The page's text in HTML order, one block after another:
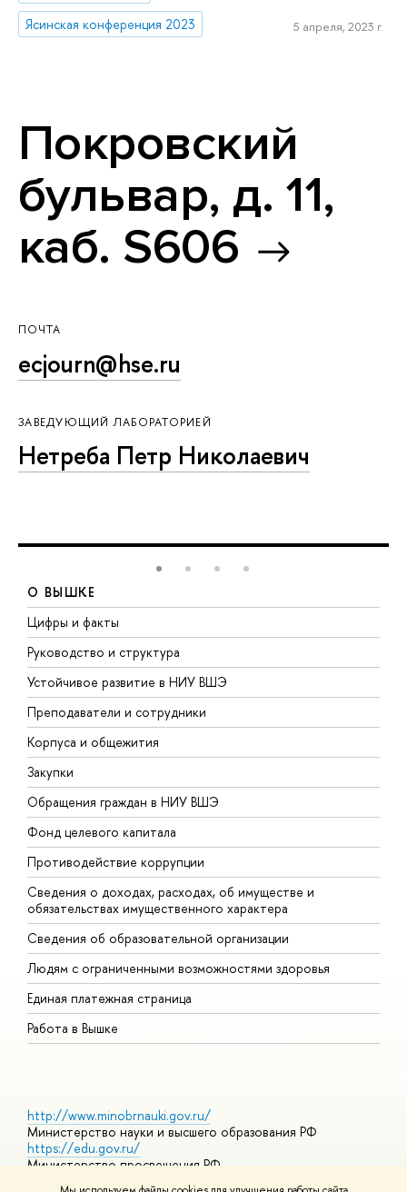
Ясинская конференция 2023
5 апреля, 2023 г.
Покровский
бульвар, д. 11,
каб. S606
ПОЧТА
ecjourn@hse.ru
ЗАВЕДУЮЩИЙ ЛАБОРАТОРИЕЙ
Нетреба Петр Николаевич
О ВЫШКЕ
Цифры и факты
Руководство и структура
Устойчивое развитие в НИУ ВШЭ
Преподаватели и сотрудники
Корпуса и общежития
Закупки
Обращения граждан в НИУ ВШЭ
Фонд целевого капитала
Противодействие коррупции
Сведения о доходах, расходах, об имуществе и
обязательствах имущественного характера
Сведения об образовательной организации
Людям с ограниченными возможностями здоровья
Единая платежная страница
Работа в Вышке
http://www.minobrnauki.gov.ru/
Министерство науки и высшего образования РФ
https://edu.gov.ru/
Министерство просвещения РФ
https://elearning.hse.ru/mooc